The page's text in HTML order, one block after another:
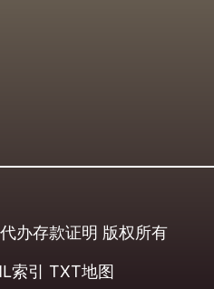
代办存款证明 版权所有
索引 TXT地图